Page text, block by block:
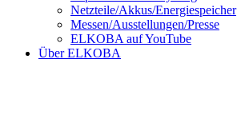
Netzteile/Akkus/Energiespeicher
Messen/Ausstellungen/Presse
ELKOBA auf YouTube
Über ELKOBA